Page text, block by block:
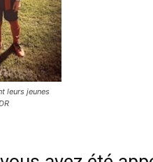
leurs jeunes